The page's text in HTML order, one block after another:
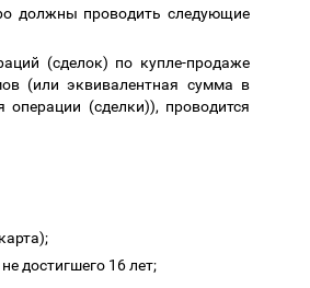
должны проводить следующие
(сделок) по купле-продаже
(или эквивалентная сумма в
(сделки)), проводится
достигшего 16 лет;